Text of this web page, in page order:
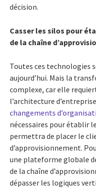
décision.
Casser les silos pour
de la chaîne
Toutes ces technologies
aujourd’hui. Mais la
complexe, car elle
l’architecture
changements
nécessaires pour établir
permettra de placer le
d’approvisionnement.
une plateforme globale
de la chaîne
dépasser les logiques